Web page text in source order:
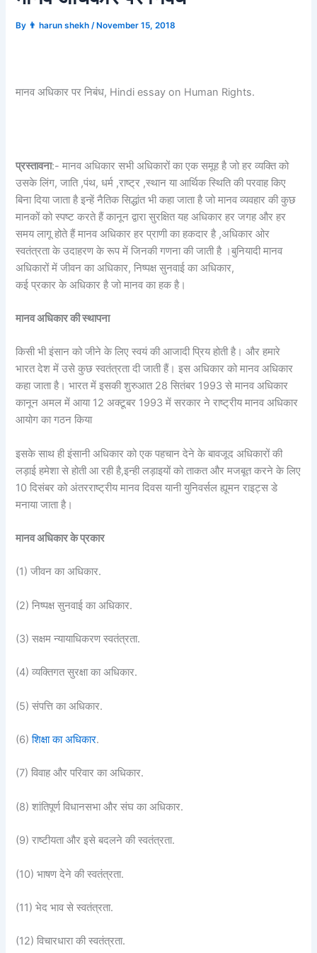
By 👨 harun shekh/ November 15, 2018
मानव अधिकार पर निबंध, Hindi essay on Human Rights.
प्रस्तावना:- मानव अधिकार सभी अधिकारों का एक समूह है जो हर व्यक्ति को
उसके लिंग, जाति ,पंथ, धर्म ,राष्ट्र ,स्थान या आर्थिक स्थिति की परवाह किए
बिना दिया जाता है इन्हें नैतिक सिद्धांत भी कहा जाता है जो मानव व्यवहार की कुछ
मानकों को स्पष्ट करते हैं कानून द्वारा सुरक्षित यह अधिकार हर जगह और हर
समय लागू होते हैं मानव अधिकार हर प्राणी का हकदार है ,अधिकार ओर
स्वतंत्रता के उदाहरण के रूप में जिनकी गणना की जाती है ।बुनियादी मानव
अधिकारों में जीवन का अधिकार, निष्पक्ष सुनवाई का अधिकार,
कई प्रकार के अधिकार है जो मानव का हक है।
मानव अधिकार की स्थापना
किसी भी इंसान को जीने के लिए स्वयं की आजादी प्रिय होती है। और हमारे
भारत देश में उसे कुछ स्वतंत्रता दी जाती हैं। इस अधिकार को मानव अधिकार
कहा जाता है। भारत में इसकी शुरुआत 28 सितंबर 1993 से मानव अधिकार
कानून अमल में आया 12 अक्टूबर 1993 में सरकार ने राष्ट्रीय मानव अधिकार
आयोग का गठन किया
इसके साथ ही इंसानी अधिकार को एक पहचान देने के बावजूद अधिकारों की
लड़ाई हमेशा से होती आ रही है,इन्ही लड़ाइयों को ताकत और मजबूत करने के लिए
10 दिसंबर को अंतरराष्ट्रीय मानव दिवस यानी युनिवर्सल ह्यूमन राइट्स डे
मनाया जाता है।
मानव अधिकार के प्रकार
(1) जीवन का अधिकार.
(2) निष्पक्ष सुनवाई का अधिकार.
(3) सक्षम न्यायाधिकरण स्वतंत्रता.
(4) व्यक्तिगत सुरक्षा का अधिकार.
(5) संपत्ति का अधिकार.
(6)शिक्षा का अधिकार.
(7) विवाह और परिवार का अधिकार.
(8) शांतिपूर्ण विधानसभा और संघ का अधिकार.
(9) राष्टीयता और इसे बदलने की स्वतंत्रता.
(10) भाषण देने की स्वतंत्रता.
(11) भेद भाव से स्वतंत्रता.
(12) विचारधारा की स्वतंत्रता.